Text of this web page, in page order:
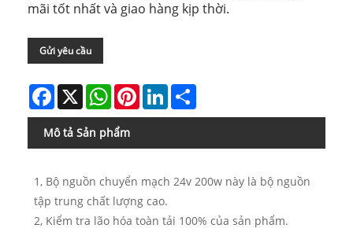
mãi tốt nhất và giao hàng kịp thời.
Gửi yêu cầu
Facebook
X WhatsAppPinterestLinkedIn
Mô tả Sản phẩm
1, Bộ nguồn chuyển mạch 24v 200w này là bộ nguồn
tập trung chất lượng cao.
2, Kiểm tra lão hóa toàn tải 100% của sản phẩm.